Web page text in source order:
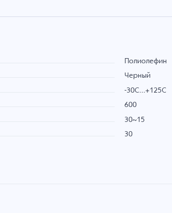
Полиолефин
Черный
-30C...+125C
600
30~15
30